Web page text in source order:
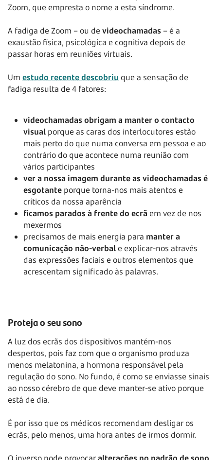
Zoom, que empresta o nome a esta síndrome.
A fadiga de Zoom – ou de videochamadas– é a
exaustão física, psicológica e cognitiva depois de
passar horas em reuniões virtuais.
Um estudo recente descobriu que a sensação de
fadiga resulta de 4 fatores:
videochamadas obrigam a manter o contacto
visual porque as caras dos interlocutores estão
mais perto do que numa conversa em pessoa e ao
contrário do que acontece numa reunião com
vários participantes
ver a nossa imagem durante as videochamadas é
esgotante porque torna-nos mais atentos e
críticos da nossa aparência
ficamos parados à frente do ecrã em vez de nos
mexermos
precisamos de mais energia para manter a
comunicação não-verbale explicar-nos através
das expressões faciais e outros elementos que
acrescentam significado às palavras.
Proteja o seu sono
A luz dos ecrãs dos dispositivos mantém-nos
despertos, pois faz com que o organismo produza
menos melatonina, a hormona responsável pela
regulação do sono. No fundo, é como se enviasse sinais
ao nosso cérebro de que deve manter-se ativo porque
está de dia.
É por isso que os médicos recomendam desligar os
ecrãs, pelo menos, uma hora antes de irmos dormir.